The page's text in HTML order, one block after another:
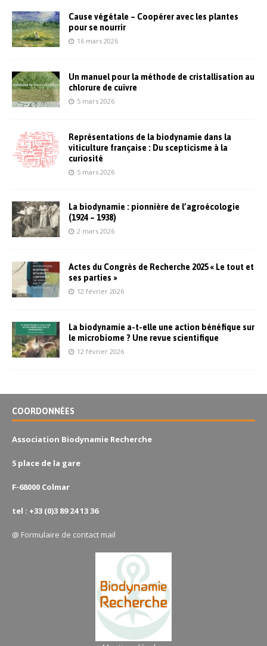
Cause végétale – Coopérer avec les plantes
pour se nourrir
16 mars 2026
Un manuel pour la méthode de cristallisation au
chlorure de cuivre
5 mars 2026
Représentations de la biodynamie dans la
viticulture française : Du scepticisme à la
curiosité
5 mars 2026
La biodynamie : pionnière de l’agroécologie
(1924 – 1938)
2 mars 2026
Actes du Congrès de Recherche 2025 « Le tout et
ses parties »
12 février 2026
La biodynamie a-t-elle une action bénéfique sur
le microbiome ? Une revue scientifique
12 février 2026
COORDONNÉES
Association Biodynamie Recherche
5 place de la gare
F-68000 Colmar
tel : +33 (0)3 89 24 13 36
@ Formulaire de contact mail